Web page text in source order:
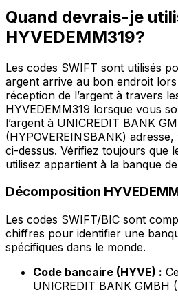
Quand devrais-je
HYVEDEMM319?
Les codes SWIFT sont utilisés
argent arrive au bon endroit lors
réception de l’argent à travers
HYVEDEMM319 lorsque vous
l’argent à UNICREDIT BANK
(HYPOVEREINSBANK)
ci-dessus. Vérifiez toujours que
utilisez appartient à la banque
Décomposition
Les codes SWIFT/BIC sont
chiffres pour identifier une
spécifiques dans le monde.
Code bancaire (HYVE) :
UNICREDIT BANK GMBH